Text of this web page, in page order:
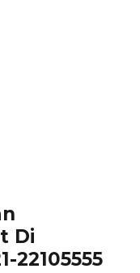
Di
22105555